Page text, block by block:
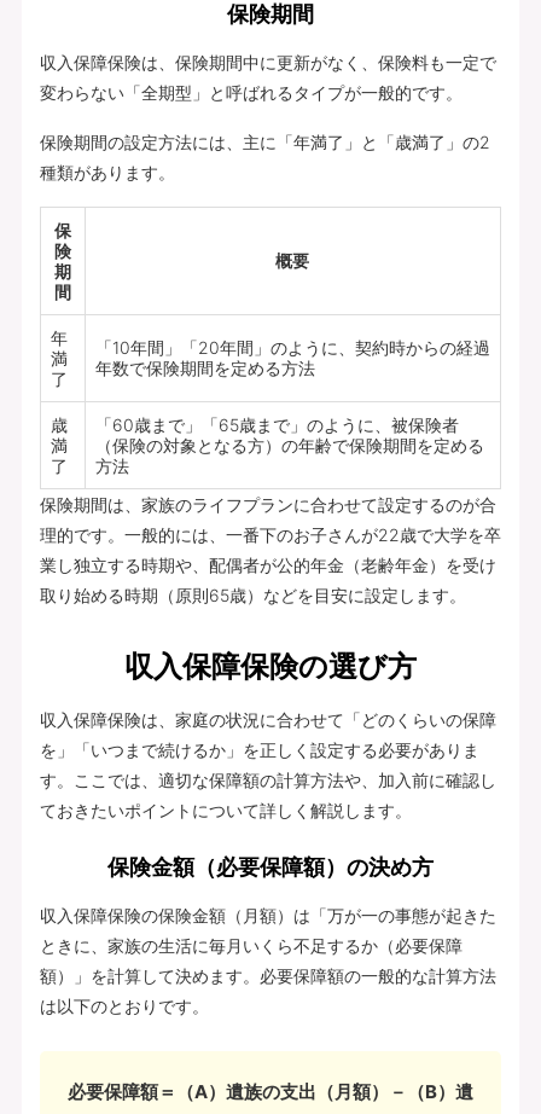
保険期間
収入保障保険は、保険期間中に更新がなく、保険料も一定で
変わらない「全期型」と呼ばれるタイプが一般的です。
保険期間の設定方法には、主に「年満了」と「歳満了」の2
種類があります。
保
険
期
間
概要
年
満
了
「10年間」「20年間」のように、契約時からの経過
年数で保険期間を定める方法
歳
満
了
「60歳まで」「65歳まで」のように、被保険者
（保険の対象となる方）の年齢で保険期間を定める
方法
保険期間は、家族のライフプランに合わせて設定するのが合
理的です。一般的には、一番下のお子さんが22歳で大学を卒
業し独立する時期や、配偶者が公的年金（老齢年金）を受け
取り始める時期（原則65歳）などを目安に設定します。
収入保障保険の選び方
収入保障保険は、家庭の状況に合わせて「どのくらいの保障
を」「いつまで続けるか」を正しく設定する必要がありま
す。ここでは、適切な保障額の計算方法や、加入前に確認し
ておきたいポイントについて詳しく解説します。
保険金額（必要保障額）の決め方
収入保障保険の保険金額（月額）は「万が一の事態が起きた
ときに、家族の生活に毎月いくら不足するか（必要保障
額）」を計算して決めます。必要保障額の一般的な計算方法
は以下のとおりです。
必要保障額＝（A）遺族の支出（月額）－（B）遺